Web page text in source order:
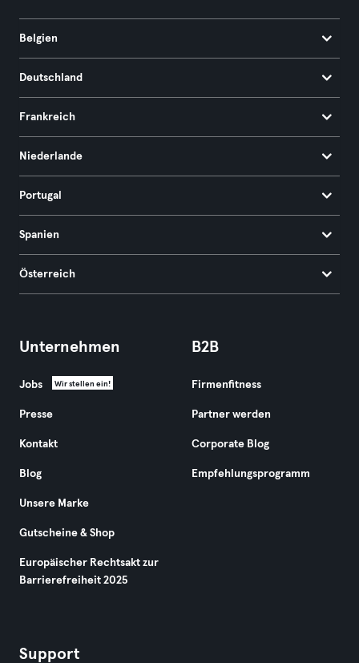
Belgien
Deutschland
Frankreich
Niederlande
Portugal
Spanien
Österreich
Unternehmen
Jobs Wir stellen ein!
Presse
Kontakt
Blog
Unsere Marke
Gutscheine & Shop
Europäischer Rechtsakt zur
Barrierefreiheit 2025
B2B
Firmenfitness
Partner werden
Corporate Blog
Empfehlungsprogramm
Support